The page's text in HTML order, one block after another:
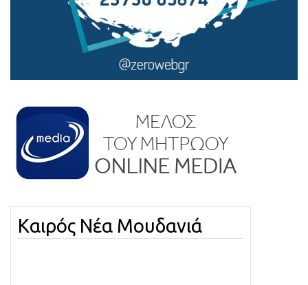
Καιρός Νέα Μουδανιά